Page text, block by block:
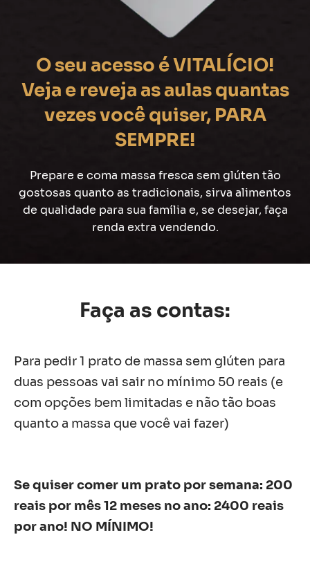
O seu acesso é VITALÍCIO!
Veja e reveja as aulas quantas
vezes você quiser, PARA
SEMPRE!
Prepare e coma massa fresca sem glúten tão
gostosas quanto as tradicionais, sirva alimentos
de qualidade para sua família e, se desejar, faça
renda extra vendendo.
Faça as contas:
Para pedir 1 prato de massa sem glúten para
duas pessoas vai sair no mínimo 50 reais (e
com opções bem limitadas e não tão boas
quanto a massa que você vai fazer)
Se quiser comer um prato por semana: 200
reais por mês 12 meses no ano: 2400 reais
por ano! NO MÍNIMO!